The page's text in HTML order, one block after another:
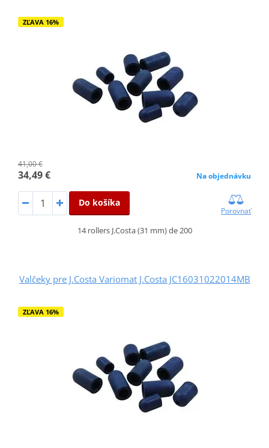
ZĽAVA 16%
41,00 €
34,49 € Na objednávku
Do košíka
Porovnať
14 rollers J.Costa (31 mm) de 200
Valčeky pre J.Costa Variomat J.Costa JC16031022014MB
ZĽAVA 16%